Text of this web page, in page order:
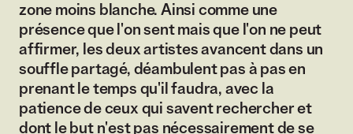
zone moins blanche. Ainsi comme une
présence que l'on sent mais que l'on ne peut
affirmer, les deux artistes avancent dans un
souffle partagé, déambulent pas à pas en
prenant le temps qu'il faudra, avec la
patience de ceux qui savent rechercher et
dont le but n'est pas nécessairement de se